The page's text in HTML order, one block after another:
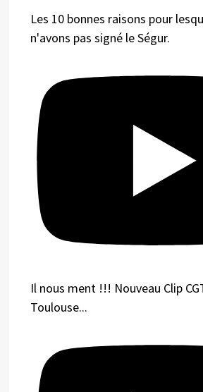
Les 10 bonnes raisons pour
n'avons pas signé le Ségur.
Il nous ment !!! Nouveau Clip
Toulouse...